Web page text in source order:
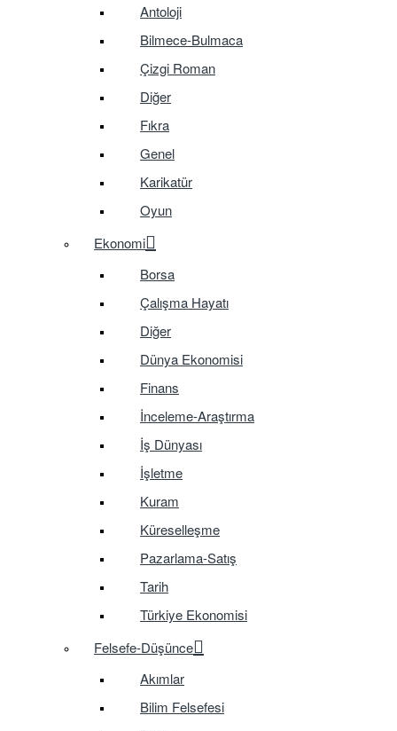
Antoloji
Bilmece-Bulmaca
Çizgi Roman
Diğer
Fıkra
Genel
Karikatür
Oyun
Ekonomi
Borsa
Çalışma Hayatı
Diğer
Dünya Ekonomisi
Finans
İnceleme-Araştırma
İş Dünyası
İşletme
Kuram
Küreselleşme
Pazarlama-Satış
Tarih
Türkiye Ekonomisi
Felsefe-Düşünce
Akımlar
Bilim Felsefesi